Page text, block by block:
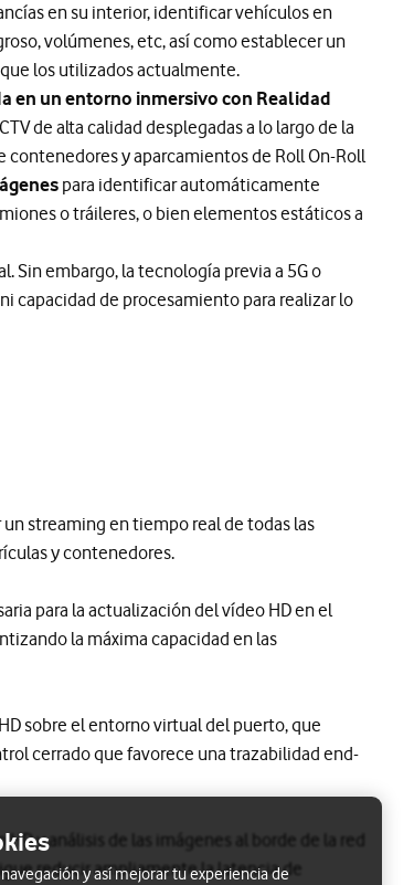
en su interior, identificar vehículos en
volúmenes, etc, así como establecer un
los utilizados actualmente.
en un entorno inmersivo con Realidad
de alta calidad desplegadas a lo largo de la
contenedores y aparcamientos de Roll On-Roll
para identificar automáticamente
o tráileres, o bien elementos estáticos a
Sin embargo, la tecnología previa a 5G o
capacidad de procesamiento para realizar lo
streaming en tiempo real de todas las
y contenedores.
para la actualización del vídeo HD en el
la máxima capacidad en las
sobre el entorno virtual del puerto, que
cerrado que favorece una trazabilidad end-
y análisis de las imágenes al borde de la red
reducir ampliamente la latencia de
y así mejorar tu experiencia de